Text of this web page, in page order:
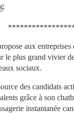
aux entreprises
le plus grand vivier
sociaux.
des candidats
grâce à son
instantanée